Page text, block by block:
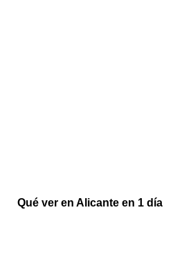
Qué ver en Alicante en 1 día